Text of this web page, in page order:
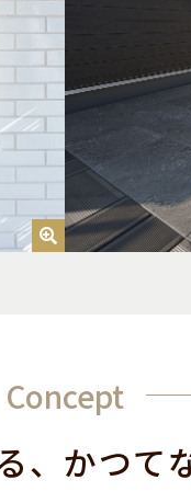
Concept
、かつて